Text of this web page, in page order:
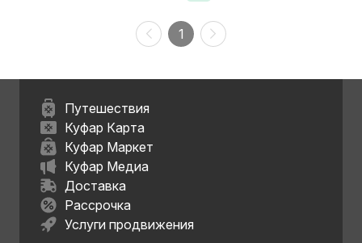
1
Путешествия
Куфар Карта
Куфар Маркет
Куфар Медиа
Доставка
Рассрочка
Услуги продвижения